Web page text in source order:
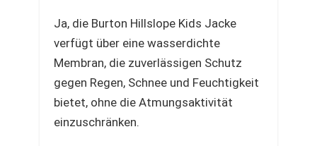
Ja, die Burton Hillslope Kids Jacke
verfügt über eine wasserdichte
Membran, die zuverlässigen Schutz
gegen Regen, Schnee und Feuchtigkeit
bietet, ohne die Atmungsaktivität
einzuschränken.